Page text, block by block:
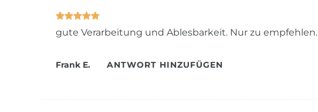
gute Verarbeitung und Ablesbarkeit. Nur zu empfehlen.
Frank E. ANTWORT HINZUFÜGEN